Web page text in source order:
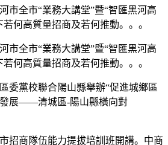
全市“業務大講堂”暨“智匯黑河高
何高質量招商及若何推動。。。
全市“業務大講堂”暨“智匯黑河高
何高質量招商及若何推動。。。
黨校聯合陽山縣舉辦“促進城鄉區
展——清城區-陽山縣橫向對
商隊伍能力提拔培訓班開講。中商